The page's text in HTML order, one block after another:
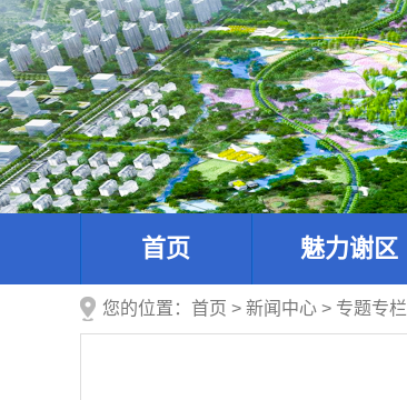
首页 魅力谢区
您的位置： 首页 > 新闻中心 > 专题专栏